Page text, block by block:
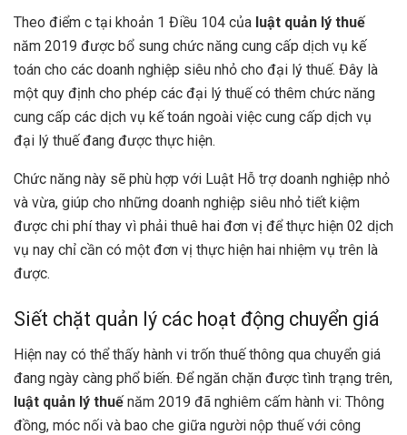
Theo điểm c tại khoản 1 Điều 104 của luật quản lý thuế
năm 2019 được bổ sung chức năng cung cấp dịch vụ kế
toán cho các doanh nghiệp siêu nhỏ cho đại lý thuế. Đây là
một quy định cho phép các đại lý thuế có thêm chức năng
cung cấp các dịch vụ kế toán ngoài việc cung cấp dịch vụ
đại lý thuế đang được thực hiện.
Chức năng này sẽ phù hợp với Luật Hỗ trợ doanh nghiệp nhỏ
và vừa, giúp cho những doanh nghiệp siêu nhỏ tiết kiệm
được chi phí thay vì phải thuê hai đơn vị để thực hiện 02 dịch
vụ nay chỉ cần có một đơn vị thực hiện hai nhiệm vụ trên là
được.
Siết chặt quản lý các hoạt động chuyển giá
Hiện nay có thể thấy hành vi trốn thuế thông qua chuyển giá
đang ngày càng phổ biến. Để ngăn chặn được tình trạng trên,
luật quản lý thuếnăm 2019 đã nghiêm cấm hành vi: Thông
đồng, móc nối và bao che giữa người nộp thuế với công